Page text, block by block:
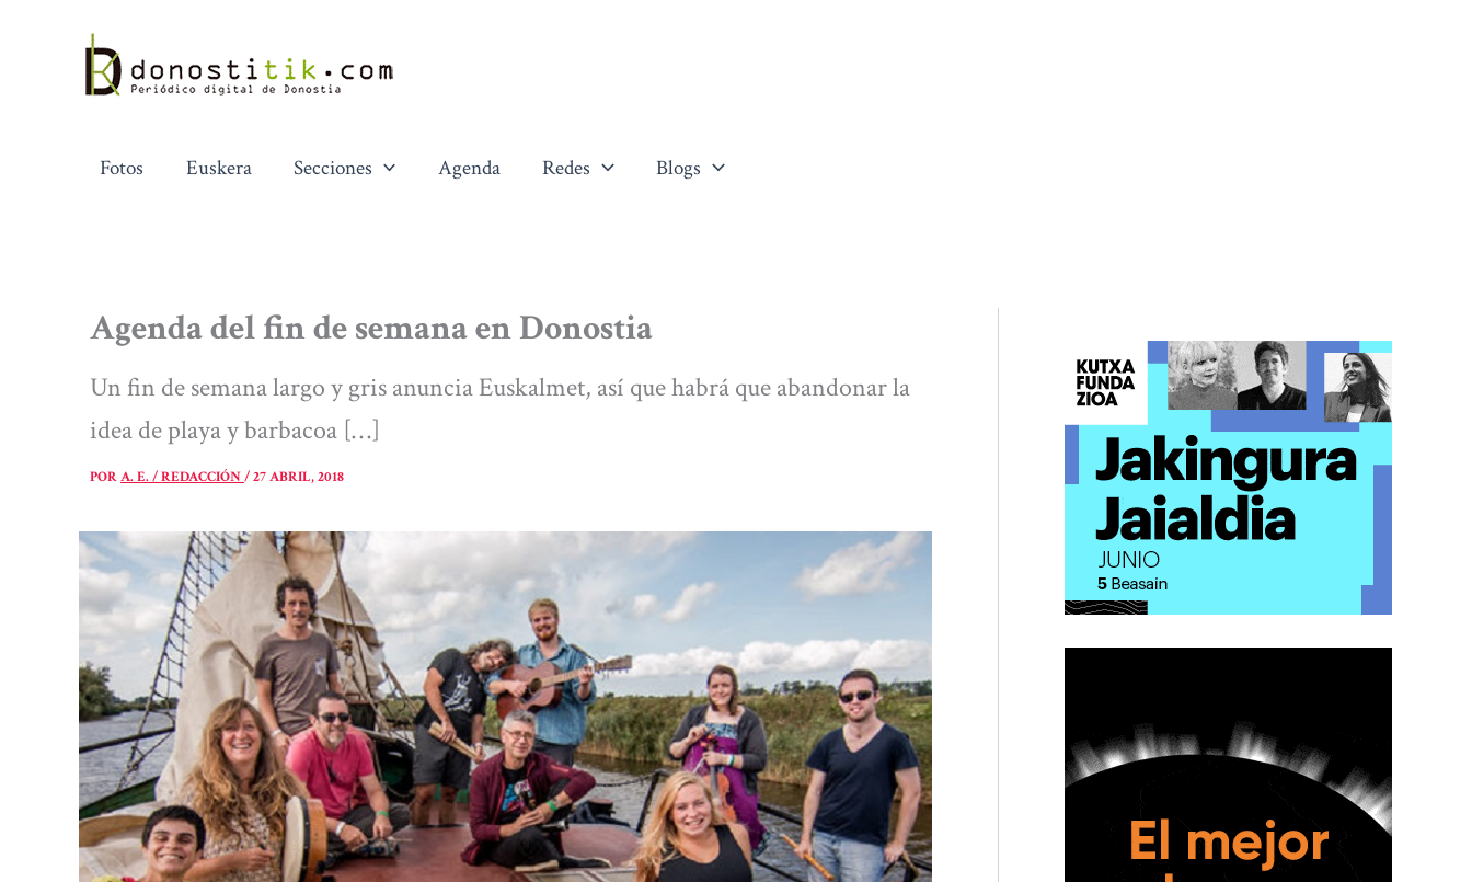
contenido
Fotos Euskera Secciones Agenda Redes Blogs
Agenda del fin de semana en Donostia
Un fin de semana largo y gris anuncia Euskalmet, así que habrá que abandonar la
idea de playa y barbacoa […]
PORA. E. / REDACCIÓN/27 ABRIL, 2018